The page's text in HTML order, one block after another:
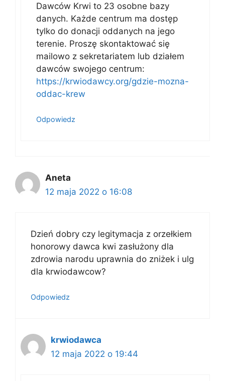
Dawców Krwi to 23 osobne bazy
danych. Każde centrum ma dostęp
tylko do donacji oddanych na jego
terenie. Proszę skontaktować się
mailowo z sekretariatem lub działem
dawców swojego centrum:
https://krwiodawcy.org/gdzie-mozna-
oddac-krew
Odpowiedz
Aneta
12 maja 2022 o 16:08
Dzień dobry czy legitymacja z orzełkiem
honorowy dawca kwi zasłużony dla
zdrowia narodu uprawnia do zniżek i ulg
dla krwiodawcow?
Odpowiedz
krwiodawca
12 maja 2022 o 19:44